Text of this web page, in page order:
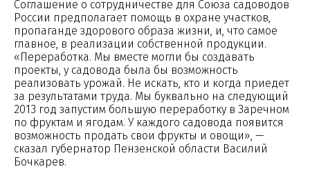
Соглашение о сотрудничестве для Союза садоводов
России предполагает помощь в охране участков,
пропаганде здорового образа жизни, и, что самое
главное, в реализации собственной продукции.
«Переработка. Мы вместе могли бы создавать
проекты, у садовода была бы возможность
реализовать урожай. Не искать, кто и когда приедет
за результатами труда. Мы буквально на следующий
2013 год запустим большую переработку в Заречном
по фруктам и ягодам. У каждого садовода появится
возможность продать свои фрукты и овощи», —
сказал губернатор Пензенской области Василий
Бочкарев.